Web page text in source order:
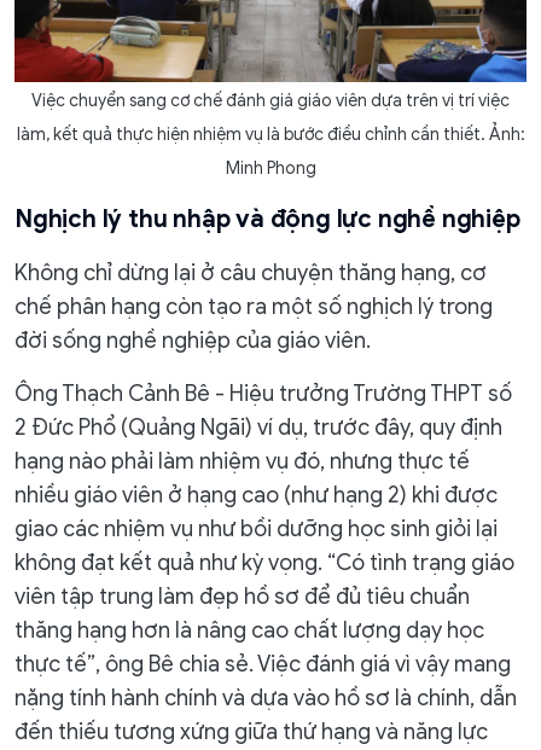
Việc chuyển sang cơ chế đánh giá giáo viên dựa trên vị trí việc
làm, kết quả thực hiện nhiệm vụ là bước điều chỉnh cần thiết. Ảnh:
Minh Phong
Nghịch lý thu nhập và động lực nghề nghiệp
Không chỉ dừng lại ở câu chuyện thăng hạng, cơ
chế phân hạng còn tạo ra một số nghịch lý trong
đời sống nghề nghiệp của giáo viên.
Ông Thạch Cảnh Bê - Hiệu trưởng Trường THPT số
2 Đức Phổ (Quảng Ngãi) ví dụ, trước đây, quy định
hạng nào phải làm nhiệm vụ đó, nhưng thực tế
nhiều giáo viên ở hạng cao (như hạng 2) khi được
giao các nhiệm vụ như bồi dưỡng học sinh giỏi lại
không đạt kết quả như kỳ vọng. “Có tình trạng giáo
viên tập trung làm đẹp hồ sơ để đủ tiêu chuẩn
thăng hạng hơn là nâng cao chất lượng dạy học
thực tế”, ông Bê chia sẻ. Việc đánh giá vì vậy mang
nặng tính hành chính và dựa vào hồ sơ là chính, dẫn
đến thiếu tương xứng giữa thứ hạng và năng lực